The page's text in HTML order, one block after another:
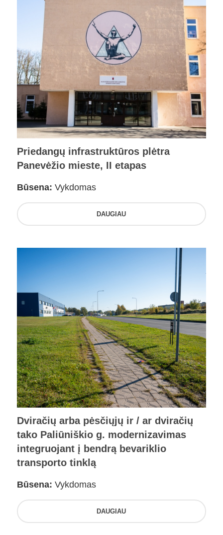
Priedangų infrastruktūros plėtra
Panevėžio mieste, II etapas
Būsena: Vykdomas
DAUGIAU
Dviračių arba pėsčiųjų ir / ar dviračių
tako Paliūniškio g. modernizavimas
integruojant į bendrą bevariklio
transporto tinklą
Būsena: Vykdomas
DAUGIAU